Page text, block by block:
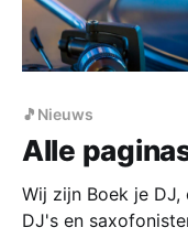
🎵Nieuws
Alle
Wij zijn Boek je DJ,
DJ's en